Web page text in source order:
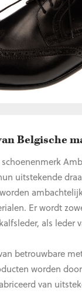
Belgische
uitstekende
Er wordt
als leder
betrouwbare
worden
van